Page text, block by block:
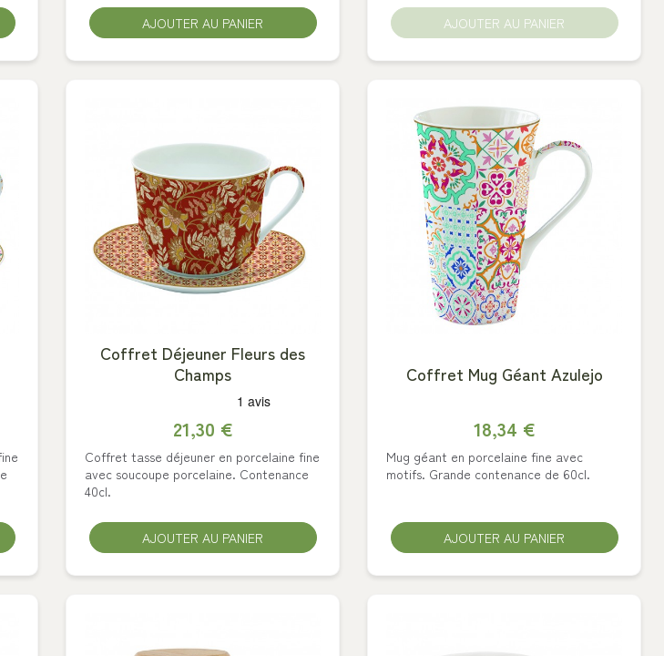
AJOUTER AU PANIER AJOUTER AU PANIER
Coffret Déjeuner Fleurs des
Champs
21,30 €
Coffret tasse déjeuner en porcelaine fine
avec soucoupe porcelaine. Contenance
40cl.
AJOUTER AU PANIER
Coffret Mug Géant Azulejo
18,34 €
Mug géant en porcelaine fine avec
motifs. Grande contenance de 60cl.
AJOUTER AU PANIER